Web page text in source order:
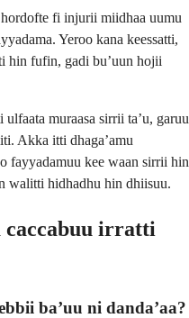
fi injurii miidhaa uumu
Yeroo kana keessatti,
hin fufin, gadi bu’uun hojii
muraasa sirrii ta’u, garuu
Akka itti dhaga’amu
fayyadamuu kee waan sirrii hin
walitti hidhadhu hin dhiisuu.
caccabuu irratti
ba’uu ni danda’aa?